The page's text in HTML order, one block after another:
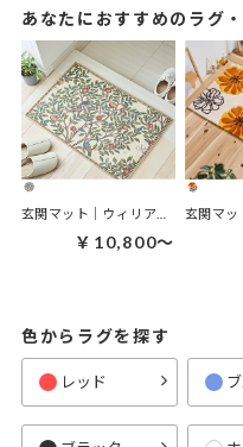
あなたにおすすめのラグ
玄関マット｜ウィリアムモリス ケルムスコットツリー
￥10,800～
玄関マッ
色からラグを探す
レッド